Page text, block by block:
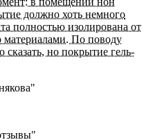
должно хоть немного
полностью изолирована от
материалами. По поводу
сказать, но покрытие гель-
"
"